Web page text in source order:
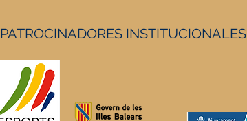
PATROCINADORES INSTITUCIONALES